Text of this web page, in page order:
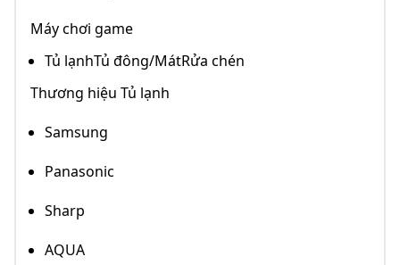
Máy chơi game
Tủ lạnhTủ đông/MátRửa chén
Thương hiệu Tủ lạnh
Samsung
Panasonic
Sharp
AQUA